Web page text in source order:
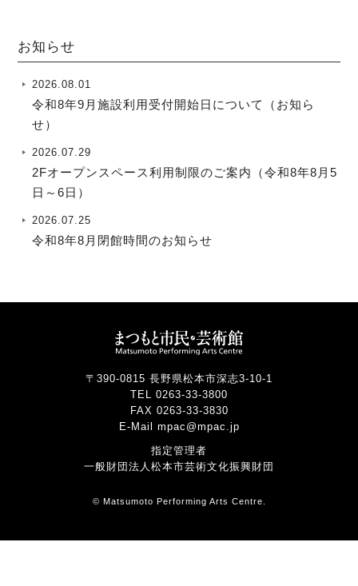
お知らせ
2026.08.01
令和8年9月施設利用受付開始日について（お知ら
せ）
2026.07.29
2Fオープンスペース利用制限のご案内（令和8年8月5
日～6日）
2026.07.25
令和8年8月閉館時間のお知らせ
〒390-0815 長野県松本市深志3-10-1
TEL 0263-33-3800
FAX 0263-33-3830
E-Mail mpac@mpac.jp
指定管理者
一般財団法人松本市芸術文化振興財団
© Matsumoto Performing Arts Centre.